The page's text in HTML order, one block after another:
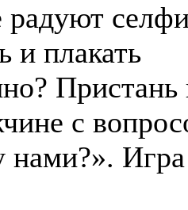
и плакать
Пристань
с
нами?». Игра